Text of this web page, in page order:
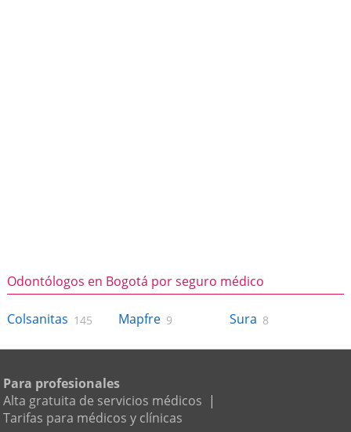
Odontólogos en Bogotá por seguro médico
Colsanitas 145 Mapfre 9 Sura 8
Para profesionales
Alta gratuita de servicios médicos |
Tarifas para médicos y clínicas